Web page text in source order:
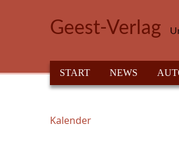
Geest-Verlag
HAUPTMENÜ
START NEWS
Sie sind hier
Kalender